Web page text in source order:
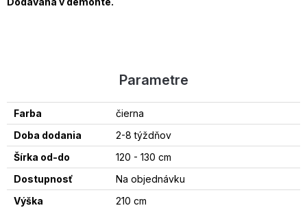
Parametre
Farba
čierna
Doba dodania
2-8 týždňov
Šírka od-do
120 - 130 cm
Dostupnosť
Na objednávku
Výška
210 cm